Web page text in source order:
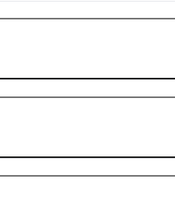
og vær
var i Danmark.
har ingen
om situationen i
terrorangreb i